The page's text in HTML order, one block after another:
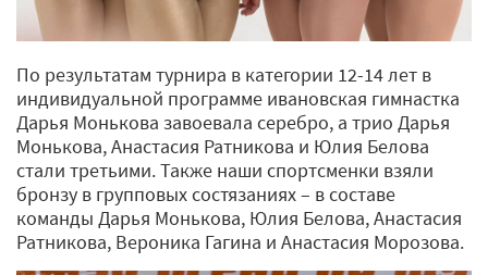
По результатам турнира в категории 12-14 лет в
индивидуальной программе ивановская гимнастка
Дарья Монькова завоевала серебро, а трио Дарья
Монькова, Анастасия Ратникова и Юлия Белова
стали третьими. Также наши спортсменки взяли
бронзу в групповых состязаниях – в составе
команды Дарья Монькова, Юлия Белова, Анастасия
Ратникова, Вероника Гагина и Анастасия Морозова.